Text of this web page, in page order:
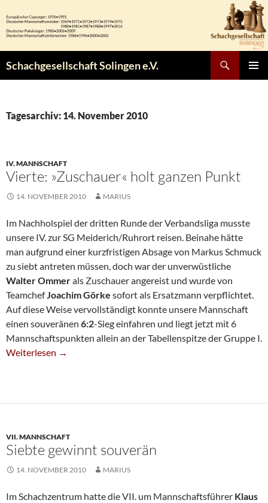
Inhalt
springen
Schachgesellschaft Solingen e.V.
Tagesarchiv: 14. November 2010
IV. MANNSCHAFT
Vierte: »Zuschauer« holt ganzen Punkt
14. NOVEMBER 2010 MARIUS
Im Nachholspiel der dritten Runde der Verbandsliga musste
unsere IV. zur SG Meiderich/Ruhrort reisen. Beinahe hätte
man aufgrund einer kurzfristigen Absage von Markus Schmuck
zu siebt antreten müssen, doch war der unverwüstliche
Walter Ommerals Zuschauer angereist und wurde von
TeamchefJoachim Görke sofort als Ersatzmann verpflichtet.
Auf diese Weise vervollständigt konnte unsere Mannschaft
einen souveränen 6:2-Sieg einfahren und liegt jetzt mit 6
Mannschaftspunkten allein an der Tabellenspitze der Gruppe I.
Vierte: »Zuschauer« Holt Ganzen Punkt
Weiterlesen →
VII. MANNSCHAFT
Siebte gewinnt souverän
14. NOVEMBER 2010 MARIUS
Im Schachzentrum hatte die VII. um Mannschaftsführer Klaus